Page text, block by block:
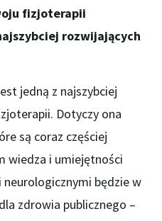
fizjoterapii
rozwijających
jedną z najszybciej
Dotyczy ona
są coraz częściej
wiedza i umiejętności
będzie w
zdrowia publicznego –